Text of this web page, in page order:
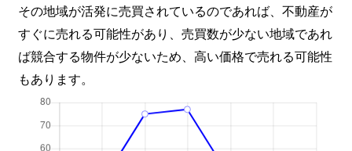
その地域が活発に売買されているのであれば、不動産が
すぐに売れる可能性があり、売買数が少ない地域であれ
ば競合する物件が少ないため、高い価格で売れる可能性
もあります。